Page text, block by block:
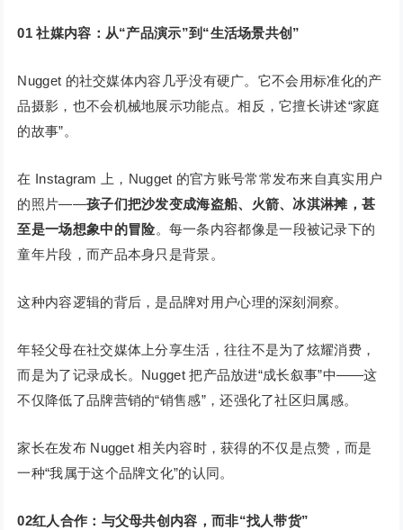
01社媒内容：从“产品演示”到“生活场景共创”
Nugget 的社交媒体内容几乎没有硬广。它不会用标准化的产
品摄影，也不会机械地展示功能点。相反，它擅长讲述“家庭
的故事”。
在 Instagram 上，Nugget 的官方账号常常发布来自真实用户
的照片——孩子们把沙发变成海盗船、火箭、冰淇淋摊，甚
至是一场想象中的冒险。每一条内容都像是一段被记录下的
童年片段，而产品本身只是背景。
这种内容逻辑的背后，是品牌对用户心理的深刻洞察。
年轻父母在社交媒体上分享生活，往往不是为了炫耀消费，
而是为了记录成长。Nugget 把产品放进“成长叙事”中——这
不仅降低了品牌营销的“销售感”，还强化了社区归属感。
家长在发布 Nugget 相关内容时，获得的不仅是点赞，而是
一种“我属于这个品牌文化”的认同。
02红人合作：与父母共创内容，而非“找人带货”